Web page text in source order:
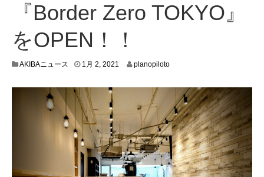
『Border Zero TOKYO』
をOPEN！！
AKIBAニュース 1月 2, 2021
2
0
2
0
planopiloto